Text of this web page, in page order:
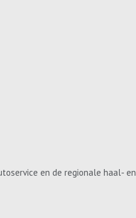
en de regionale haal- en